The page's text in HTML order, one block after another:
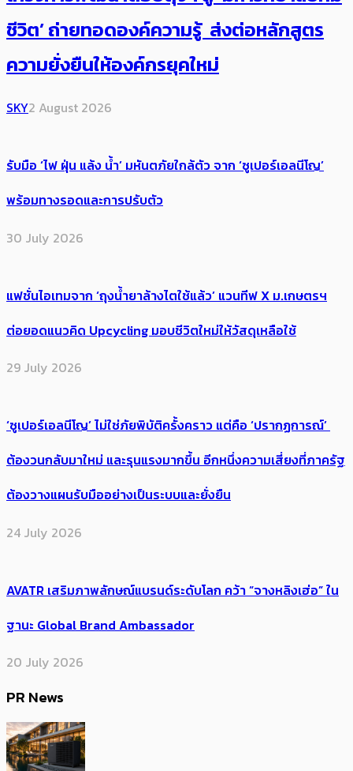
ชีวิต’ ถ่ายทอดองค์ความรู้ ส่งต่อหลักสูตร
ความยั่งยืนให้องค์กรยุคใหม่
SKY2 August 2026
รับมือ ‘ไฟ ฝุ่น แล้ง น้ำ’ มหันตภัยใกล้ตัว จาก ‘ซูเปอร์เอลนีโญ’
พร้อมทางรอดและการปรับตัว
30 July 2026
แฟชั่นไอเทมจาก ‘ถุงน้ำยาล้างไตใช้แล้ว’ แวนทีฟ X ม.เกษตรฯ
ต่อยอดแนวคิด Upcycling มอบชีวิตใหม่ให้วัสดุเหลือใช้
29 July 2026
‘ซูเปอร์เอลนีโญ’ ไม่ใช่ภัยพิบัติครั้งคราว แต่คือ ‘ปรากฏการณ์’ ​
ต้อง​วนกลับมาใหม่ และรุนแรงมากขึ้น อีกหนึ่งความเสี่ยงที่ภาครัฐ
ต้องวางแผนรับมืออย่างเป็นระบบและยั่งยืน
24 July 2026
AVATR เสริมภาพลักษณ์แบรนด์ระดับโลก คว้า “จางหลิงเฮ่อ” ใน
ฐานะ Global Brand Ambassador
20 July 2026
PR News